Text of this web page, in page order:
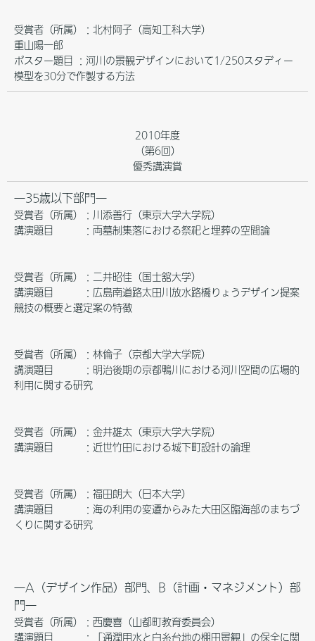
受賞者（所属）：北村阿子（高知工科大学）
重山陽一郎
ポスター題目 ：河川の景観デザインにおいて1/250スタディー
模型を30分で作製する方法
2010年度
（第6回）
優秀講演賞
―35歳以下部門―
受賞者（所属）：川添善行（東京大学大学院）
講演題目 ：両墓制集落における祭祀と埋葬の空間論
受賞者（所属）：二井昭佳（国士舘大学）
講演題目 ：広島南道路太田川放水路橋りょうデザイン提案
競技の概要と選定案の特徴
受賞者（所属）：林倫子（京都大学大学院）
講演題目 ：明治後期の京都鴨川における河川空間の広場的
利用に関する研究
受賞者（所属）：金井雄太（東京大学大学院）
講演題目 ：近世竹田における城下町設計の論理
受賞者（所属）：福田朗大（日本大学）
講演題目 ：海の利用の変遷からみた大田区臨海部のまちづ
くりに関する研究
―A（デザイン作品）部門、B（計画・マネジメント）部
門―
受賞者（所属）：西慶喜（山都町教育委員会）
講演題目 ：「通潤用水と白糸台地の棚田景観」の保全に関